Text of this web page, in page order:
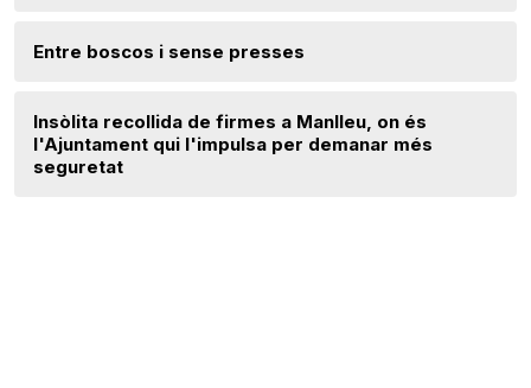
Entre boscos i sense presses
Insòlita recollida de firmes a Manlleu, on és
l'Ajuntament qui l'impulsa per demanar més
seguretat